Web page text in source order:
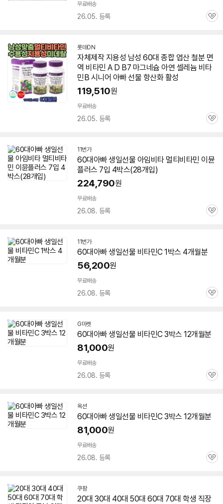
무료배송
26.05. 등록
관
롯데ON
자체제작 지용성 남성 60대 종합 엽산 철분 면
역 비타민 A D B7 마그네슘 아연 셀레늄 비타
민B 시니어 아빠선물 항산화 활성
119,510원
무료배송
26.05. 등록
관
11번가
60대아빠생일선물 아임비타 멀티비타민 이뮨
플러스 7입 4박스(28개입)
224,790원
무료배송
26.08. 등록
관
11번가
60대아빠생일선물 비타민C 1박스 4개월분
56,200원
무료배송
26.08. 등록
관
G마켓
60대아빠생일선물 비타민C 3박스 12개월분
81,000원
무료배송
26.08. 등록
관
옥션
60대아빠생일선물 비타민C 3박스 12개월분
81,000원
무료배송
26.08. 등록
관
쿠팡
20대 30대 40대 50대 60대 70대 학생 직장